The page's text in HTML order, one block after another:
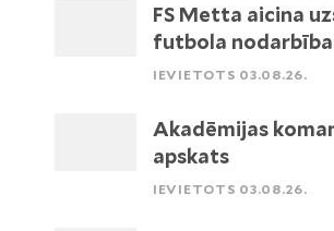
FS Metta aicina
futbola
IEVIETOTS 03.08.26.
Akadēmijas
apskats
IEVIETOTS 03.08.26.